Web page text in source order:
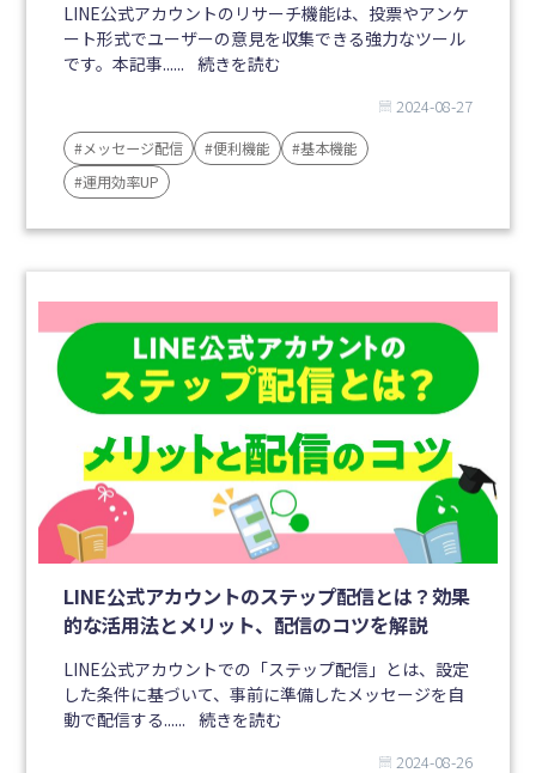
LINE公式アカウントのリサーチ機能は、投票やアンケ
ート形式でユーザーの意見を収集できる強力なツール
です。本記事...... 続きを読む
2024-08-27
#メッセージ配信 #便利機能
#基本機能
#運用効率UP
LINE公式アカウントのステップ配信とは？効果
的な活用法とメリット、配信のコツを解説
LINE公式アカウントでの「ステップ配信」とは、設定
した条件に基づいて、事前に準備したメッセージを自
動で配信する...... 続きを読む
2024-08-26